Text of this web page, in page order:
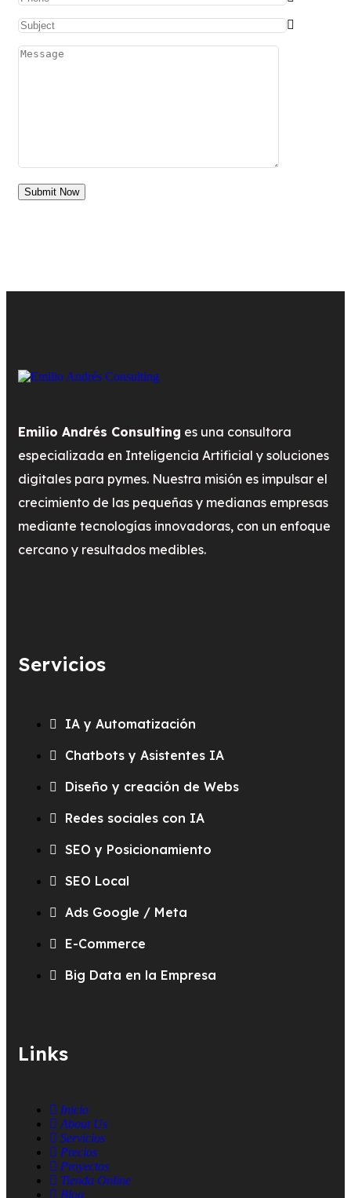
Submit Now
Emilio Andrés Consulting es una consultora
especializada en Inteligencia Artificial y soluciones
digitales para pymes. Nuestra misión es impulsar el
crecimiento de las pequeñas y medianas empresas
mediante tecnologías innovadoras, con un enfoque
cercano y resultados medibles.
Servicios
IA y Automatización
Chatbots y Asistentes IA
Diseño y creación de Webs
Redes sociales con IA
SEO y Posicionamiento
SEO Local
Ads Google / Meta
E-Commerce
Big Data en la Empresa
Links
Inicio
About Us
Servicios
Precios
Proyectos
Tienda Online
Blog